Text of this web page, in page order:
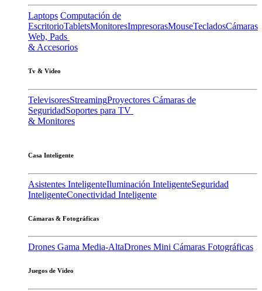
Laptops Computación de
EscritorioTabletsMonitoresImpresorasMouseTecladosCámaras
Web, Pads
& Accesorios
Tv & Video
TelevisoresStreamingProyectores Cámaras de
SeguridadSoportes para TV
& Monitores
Casa Inteligente
Asistentes InteligenteIluminación InteligenteSeguridad
InteligenteConectividad Inteligente
Cámaras & Fotográficas
Drones Gama Media-AltaDrones Mini Cámaras Fotográficas
Juegos de Video